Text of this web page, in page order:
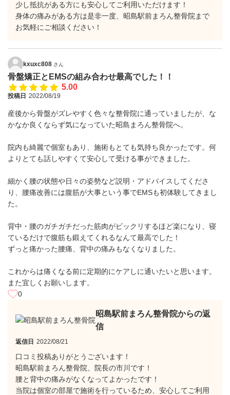
少し抵抗がある方にも安心してご利用いただけます！
身体の痛みがある方は是非一度、昭島駅前まろん整骨院まで
お気軽にご相談ください！
kxuxc808 さん
骨盤矯正とEMSの組み合わせ最高でした！！
5.00
投稿日 2022/08/19
産後から骨盤がズレやすく色々な整骨院に通っていましたが、な
かなか良くならず気になっていた昭島まろん整骨院へ。
院内も綺麗で個室もあり、施術もとても気持ち良かったです。何
よりとても話しやすくて安心して受ける事ができました。
細かく腰の状態や日々の姿勢など説明・アドバイスしてくださ
り、腰痛改善には腹筋が大事という事でEMSも初体験してきまし
た。
背中・腰のガチガチだった筋肉がビックリするほど楽になり、寝
ているだけで腹筋も鍛えてくれるなんて最高でした！
ずっと痛かった腰痛、背中の痛みもなくなりました。
これからは痛くなる前に定期的にケアしに通いたいと思います。
また宜しくお願いします。
0
昭島駅前まろん整骨院からの返
信
返信日 2022/08/21
口コミ投稿ありがとうございます！
昭島駅前まろん整骨院、院長の市川です！
腰と背中の痛みがなくなってよかったです！
当院は個室の部屋で施術を行っているため、安心してご利用